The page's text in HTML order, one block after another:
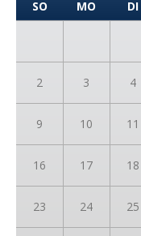
SO MO DI
2 3 4
9 10 11
16 17 18
23 24 25